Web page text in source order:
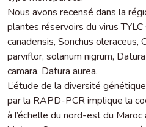
Nous avons recensé dans la
plantes réservoirs du virus TYLC
canadensis, Sonchus oleraceus,
parviflor, solanum nigrum,
camara, Datura aurea.
L’étude de la diversité
par la RAPD-PCR implique la
à l’échelle du nord-est du